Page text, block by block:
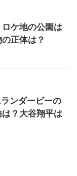
ロケ地の公園は
正体は？
ンダービーの
？大谷翔平は